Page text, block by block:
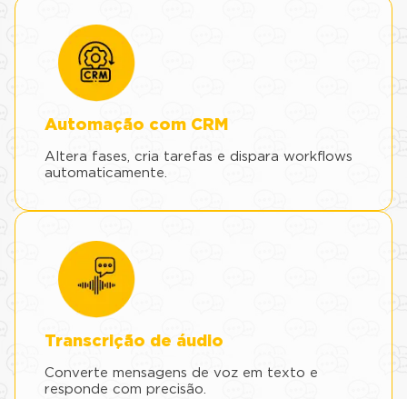
Automação com CRM
Altera fases, cria tarefas e dispara workflows
automaticamente.
Transcrição de áudio
Converte mensagens de voz em texto e
responde com precisão.